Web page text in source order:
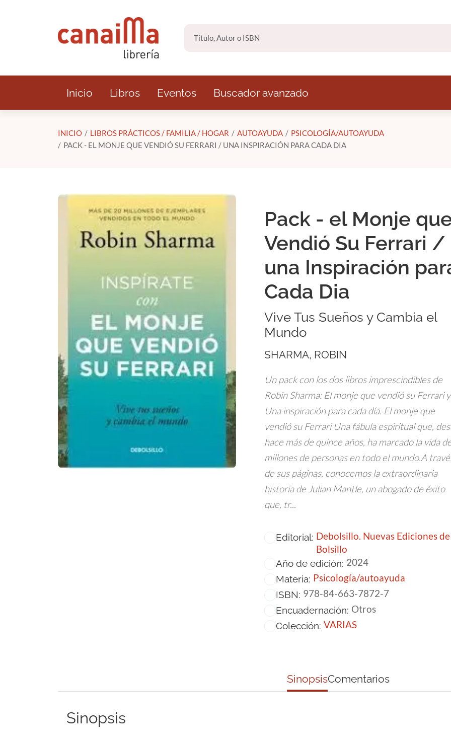
Inicio Libros Eventos Buscador avanzado
INICIO LIBROS PRÁCTICOS / FAMILIA / HOGAR AUTOAYUDA
PSICOLOGÍA/AUTOAYUDA
PACK - EL MONJE QUE VENDIÓ SU FERRARI / UNA INSPIRACIÓN PARA CADA DIA
Pack - el Monje
Vendió Su Ferrari /
una Inspiración
Cada Dia
Vive Tus Sueños y Cambia el
Mundo
SHARMA, ROBIN
Un pack con los dos libros imprescindibles de
Robin Sharma: El monje que vendió su Ferrari y
Una inspiración para cada día. El monje que
vendió su Ferrari Una fábula espiritual que,
hace más de quince años, ha marcado la vida
millones de personas en todo el mundo.A
de sus páginas, conocemos la extraordinaria
historia de Julian Mantle, un abogado de éxito
que, tr...
Editorial: Debolsillo. Nuevas Ediciones de
Bolsillo
Año de edición: 2024
Materia: Psicología/autoayuda
ISBN: 978-84-663-7872-7
Encuadernación: Otros
Colección: VARIAS
SinopsisComentarios
Sinopsis